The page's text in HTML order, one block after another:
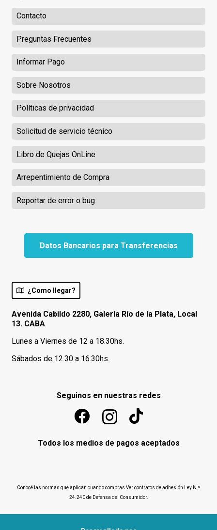
Contacto
Preguntas Frecuentes
Informar Pago
Sobre Nosotros
Políticas de privacidad
Solicitud de servicio técnico
Libro de Quejas OnLine
Arrepentimiento de Compra
Reportar de error o bug
Datos Bancarios para Transferencias
¿Como llegar?
Avenida Cabildo 2280, Galería Río de la Plata, Local
13. CABA
Lunes a Viernes de 12 a 18.30hs.
Sábados de 12.30 a 16.30hs.
Seguinos en nuestras redes
Todos los medios de pagos aceptados
Conocé las normas que aplican cuando compras Ver contratos de adhesión Ley N.º
24.240 de Defensa del Consumidor.